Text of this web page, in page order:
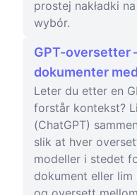
prostej nakładki
wybór.
GPT-oversetter
dokumenter
Leter du etter en
forstår kontekst?
(ChatGPT)
slik at hver
modeller i stedet
dokument eller